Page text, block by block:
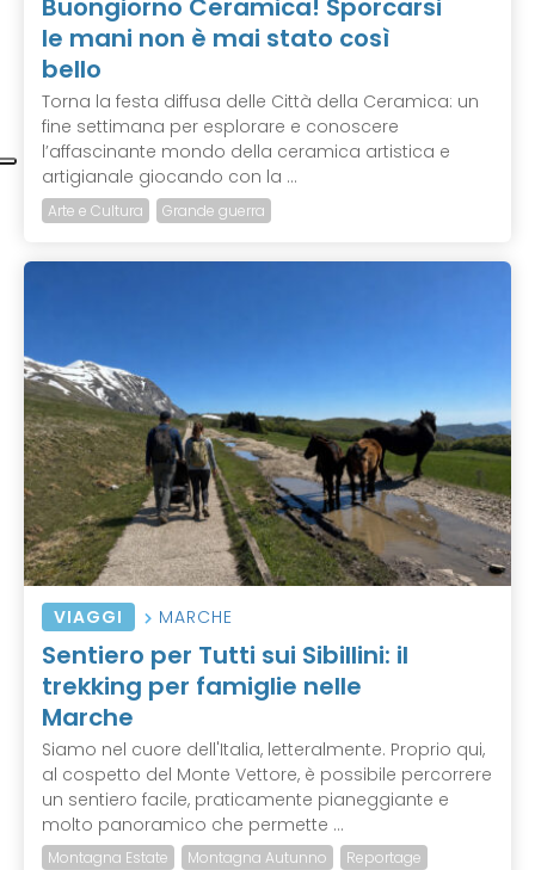
Buongiorno Ceramica! Sporcarsi
le mani non è mai stato così
bello
Torna la festa diffusa delle Città della Ceramica: un
fine settimana per esplorare e conoscere
l’affascinante mondo della ceramica artistica e
artigianale giocando con la ...
Arte e Cultura Grande guerra
VIAGGI MARCHE
Sentiero per Tutti sui Sibillini: il
trekking per famiglie nelle
Marche
Siamo nel cuore dell'Italia, letteralmente. Proprio qui,
al cospetto del Monte Vettore, è possibile percorrere
un sentiero facile, praticamente pianeggiante e
molto panoramico che permette ...
Montagna Estate Montagna Autunno Reportage